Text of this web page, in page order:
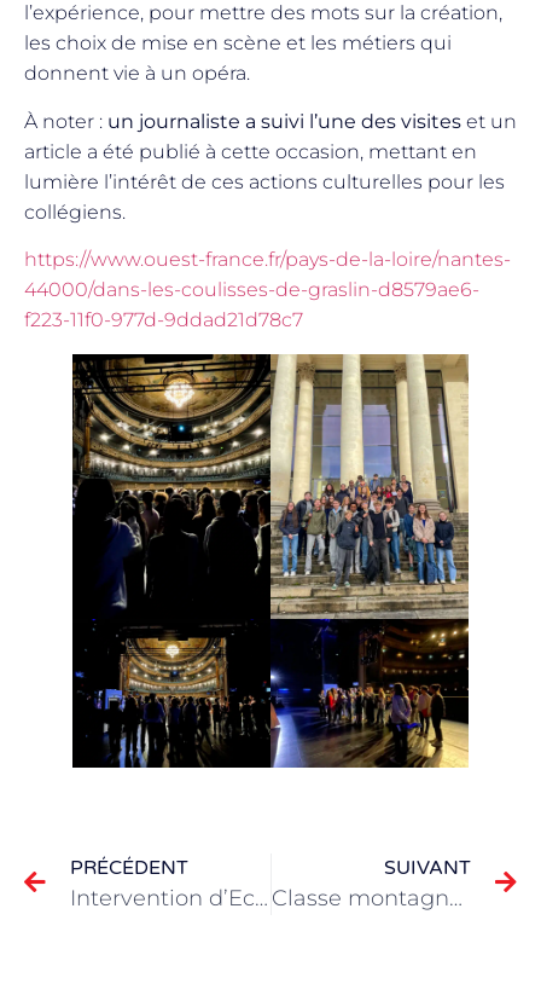
l’expérience, pour mettre des mots sur la création,
les choix de mise en scène et les métiers qui
donnent vie à un opéra.
À noter : un journaliste a suivi l’une des visites et un
article a été publié à cette occasion, mettant en
lumière l’intérêt de ces actions culturelles pour les
collégiens.
https://www.ouest-france.fr/pays-de-la-loire/nantes-
44000/dans-les-coulisses-de-graslin-d8579ae6-
f223-11f0-977d-9ddad21d78c7
PRÉCÉDENT
Intervention d’Ecopole en CE2B : comprendre la gestion des déchets
SUIVANT
Classe montagne en hiver à la Bourboule pour les CM2